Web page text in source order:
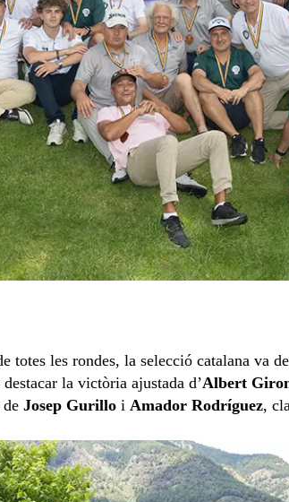
les rondes, la selecció catalana va
la victòria ajustada d’Albert
Josep Gurillo i Amador Rodríguez,